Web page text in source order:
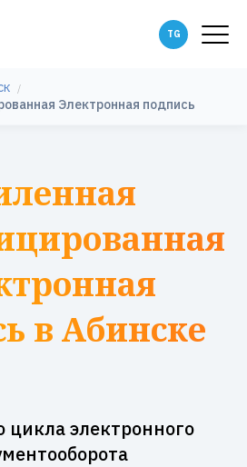
Электронная подпись
в Абинске
цикла электронного